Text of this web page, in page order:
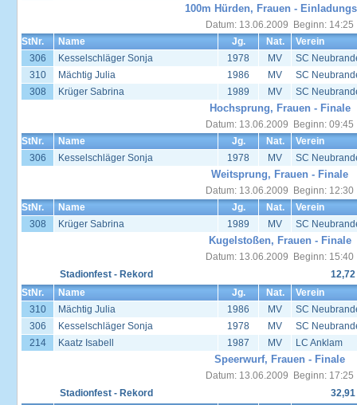
100m Hürden, Frauen -
Datum: 13.06.2009 Beginn: 14:25
StNr.
Name Jg. Nat.
Verein
306
Kesselschläger Sonja 1978 MV
SC
310
Mächtig Julia 1986 MV
SC
308
Krüger Sabrina 1989 MV SC
Hochsprung, Frauen - Finale
Datum: 13.06.2009 Beginn: 09:45
StNr.
Name Jg. Nat.
Verein
306
Kesselschläger Sonja 1978 MV SC
Weitsprung, Frauen - Finale
Datum: 13.06.2009 Beginn: 12:30
StNr.
Name Jg. Nat.
Verein
308
Krüger Sabrina 1989 MV SC
Kugelstoßen, Frauen - Finale
Datum: 13.06.2009 Beginn: 15:40
Stadionfest - Rekord
12,72
StNr.
Name Jg. Nat.
Verein
310
Mächtig Julia 1986 MV
SC
306
Kesselschläger Sonja 1978 MV
SC
214
Kaatz Isabell 1987 MV LC Anklam
Speerwurf, Frauen - Finale
Datum: 13.06.2009 Beginn: 17:25
Stadionfest - Rekord
32,91